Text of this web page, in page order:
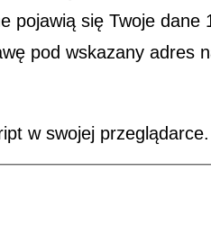
pojawią się Twoje
pod wskazany adres
w swojej przeglądarce.